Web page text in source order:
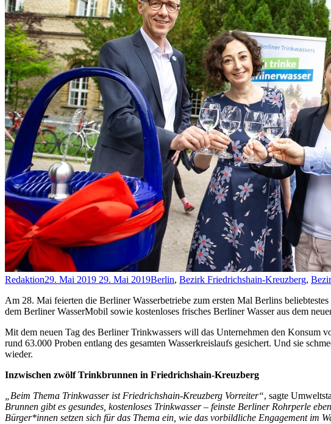
Redaktion29. Mai 2019 29. Mai 2019Berlin, Bezirk Friedrichshain-Kreuzberg,
Am 28. Mai feierten die Berliner Wasserbetriebe zum ersten Mal Berlins
dem Berliner WasserMobil sowie kostenloses frisches Berliner Wasser aus dem
Mit dem neuen Tag des Berliner Trinkwassers will das Unternehmen den Konsum
rund 63.000 Proben entlang des gesamten Wasserkreislaufs gesichert. Und sie
wieder.
Inzwischen zwölf Trinkbrunnen in Friedrichshain-Kreuzberg
„Beim Thema Trinkwasser ist Friedrichshain-Kreuzberg Vorreiter“, sagte
Brunnen gibt es gesundes, kostenloses Trinkwasser – feinste Berliner Rohrperle
Bürger*innen setzen sich für das Thema ein, wie das vorbildliche Engagement im